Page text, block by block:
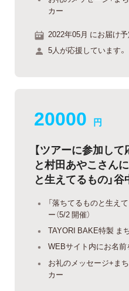
カー
2022年05月 にお届け予
5人が応援しています。
20000 円
【ツアーに参加して
と村田あやこさん
と生えてるもの」
「落ちてるものと生え
ー（5/2 開催）
TAYORI BAKE特製 ま
WEBサイト内にお名前
お礼のメッセージ+ま
カー